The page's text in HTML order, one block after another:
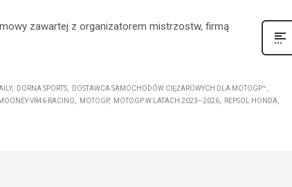
zawartej z organizatorem mistrzostw, firmą
DORNA SPORTS
DOSTAWCA SAMOCHODÓW CIĘŻAROWYCH DLA MOTOGP™
MOONEY VR46 RACING MOTOGP MOTOGP W LATACH 2023–2026
REPSOL HONDA